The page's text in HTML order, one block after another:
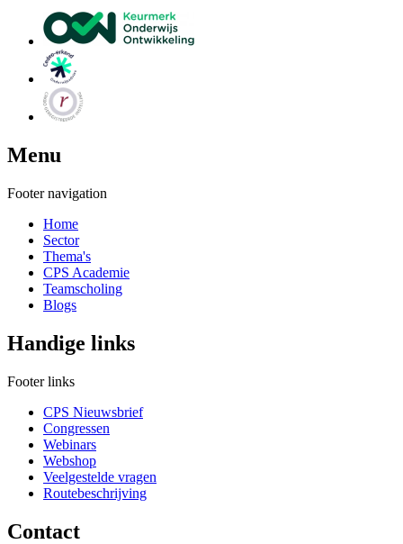
Menu
Footer navigation
Home
Sector
Thema's
CPS Academie
Teamscholing
Blogs
Handige links
Footer links
CPS Nieuwsbrief
Congressen
Webinars
Webshop
Veelgestelde vragen
Routebeschrijving
Contact